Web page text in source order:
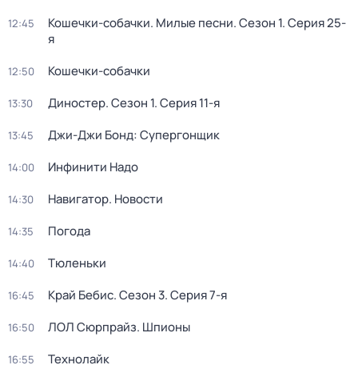
12:45 Кошечки-собачки. Милые песни. Сезон 1. Серия 25-
я
12:50 Кошечки-собачки
13:30 Диностер. Сезон 1. Серия 11-я
13:45 Джи-Джи Бонд: Супергонщик
14:00 Инфинити Надо
14:30 Навигатор. Новости
14:35 Погода
14:40 Тюленьки
16:45 Край Бебис. Сезон 3. Серия 7-я
16:50 ЛОЛ Сюрпрайз. Шпионы
16:55 Технолайк